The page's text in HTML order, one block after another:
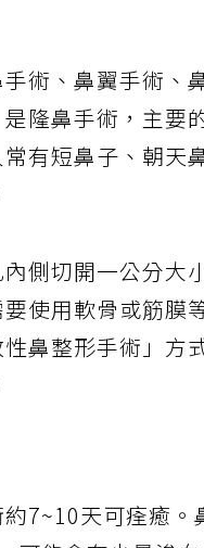
術、鼻翼手術、
隆鼻手術，主要
有短鼻子、朝天
內側切開一公分
使用軟骨或筋膜
鼻整形手術」方
7~10天可痊癒